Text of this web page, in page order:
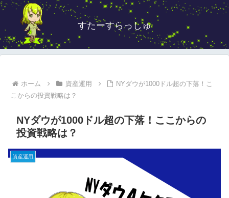
すたーすらっしゅ
ホーム 資産運用
NYダウが1000ドル超の下落！こ
こからの投資戦略は？
NYダウが1000ドル超の下落！ここからの
投資戦略は？
資産運用